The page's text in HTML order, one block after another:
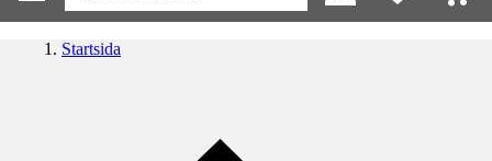
Startsida